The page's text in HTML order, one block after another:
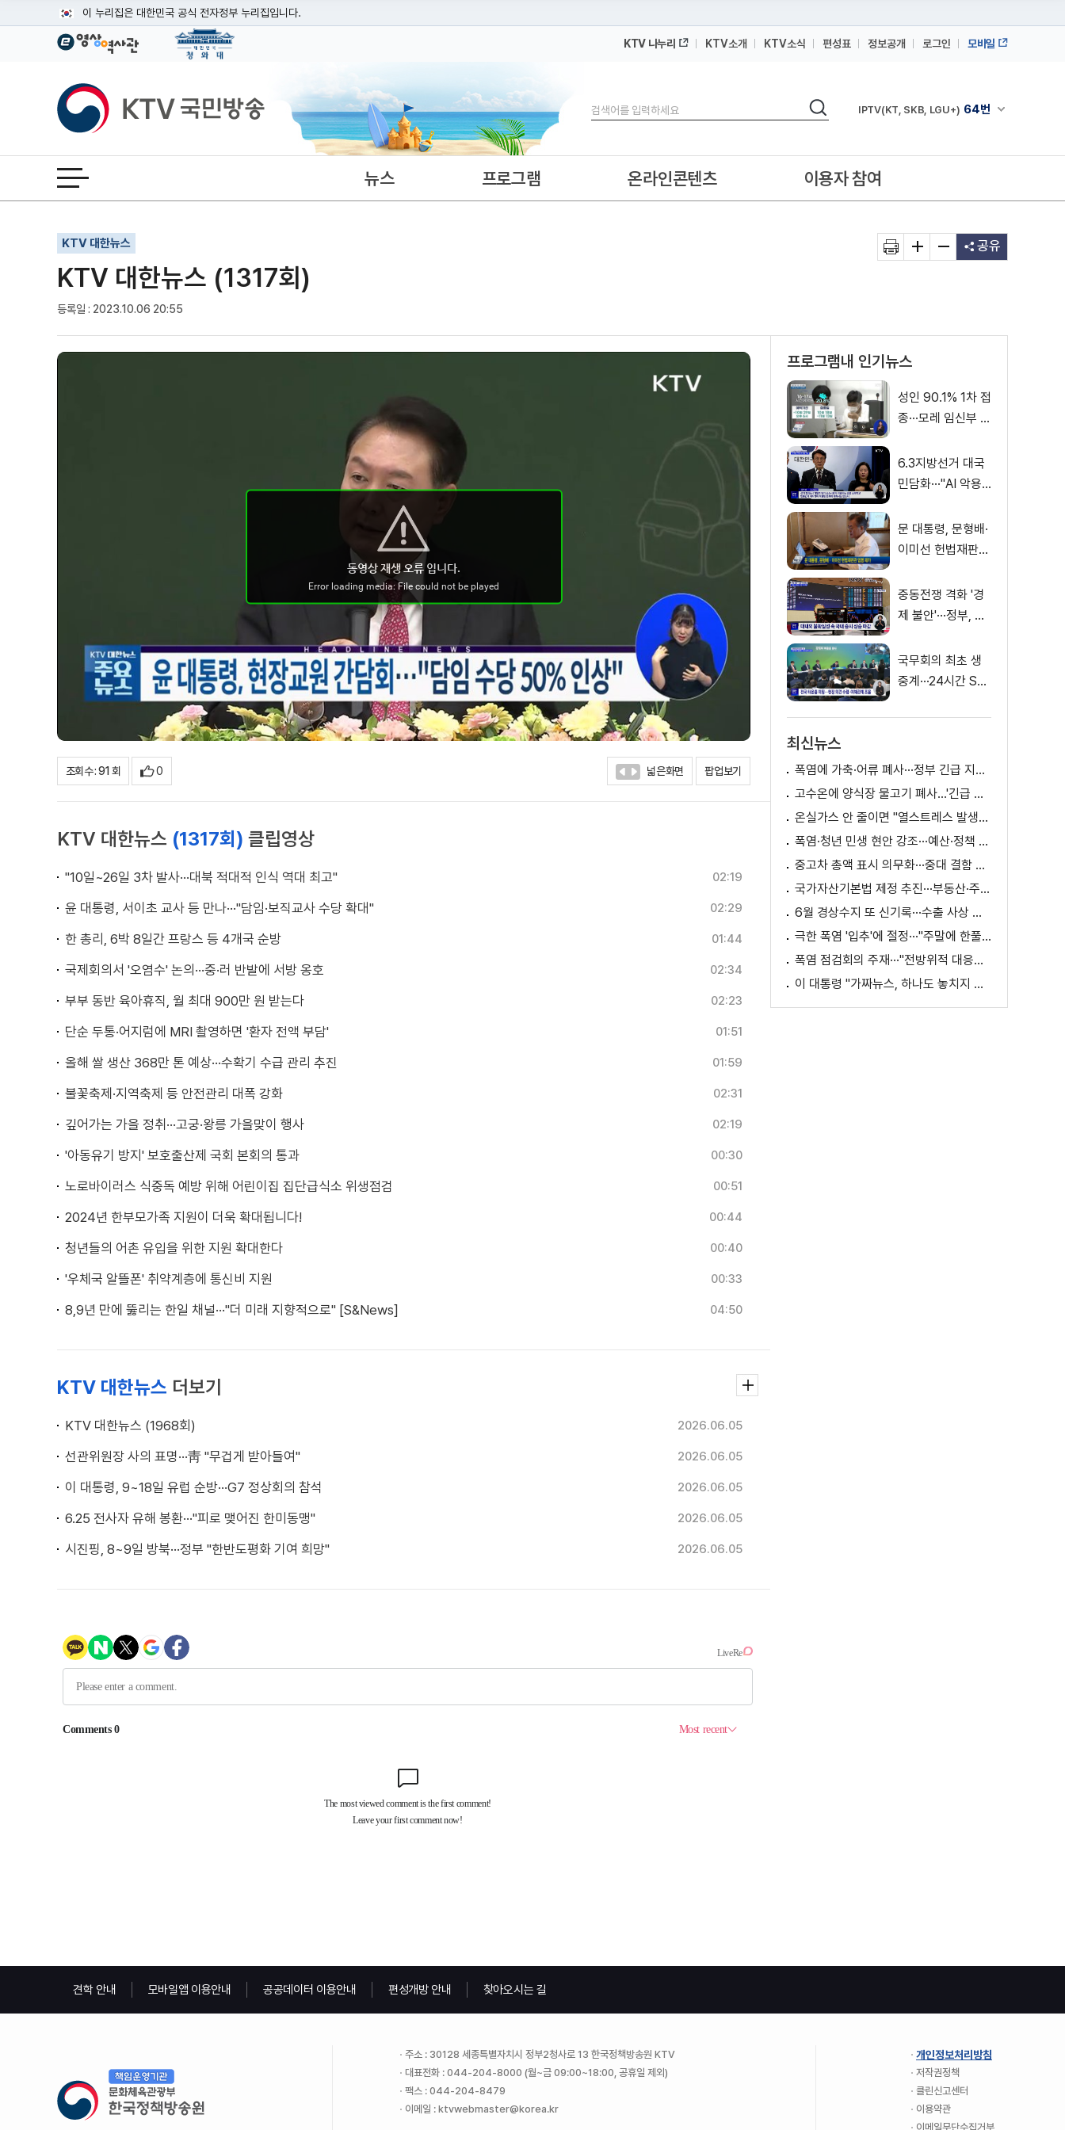
이 누리집은 대한민국 공식 전자정부 누리집입니다.
공식 누리집 주소 확인하기
이밖에 or.kr 또는 .kr등 다른 도메인 주소를 사용하고 있다면 아래 URL에서 도메인 주소를 확인해 보세요
운영중인 공식 누리집보기
KTV 나누리 KTV소개 KTV소식 편성표 정보공개 로그인 모바일
KTV국민방송
검색
검색 채널안내 펼쳐
IPTV(KT, SKB, LGU+) 64번
IPTV(KT, SKB, LGU+)
전체메뉴 열기 뉴스 프로그램 온라인콘텐츠 이용자 참여
KTV 대한뉴스
KTV 대한뉴스 (1317회)
등록일 : 2023.10.06 20:55
기사인쇄
글자확대
글자축소 공유
조회수 : 91 회 0 넓은화면 팝업보기
KTV 대한뉴스 (1317회) 클립영상
"10일~26일 3차 발사···대북 적대적 인식 역대 최고" 02:19
윤 대통령, 서이초 교사 등 만나···"담임·보직교사 수당 확대" 02:29
한 총리, 6박 8일간 프랑스 등 4개국 순방 01:44
국제회의서 '오염수' 논의···중·러 반발에 서방 옹호 02:34
부부 동반 육아휴직, 월 최대 900만 원 받는다 02:23
단순 두통·어지럼에 MRI 촬영하면 '환자 전액 부담' 01:51
올해 쌀 생산 368만 톤 예상···수확기 수급 관리 추진 01:59
불꽃축제·지역축제 등 안전관리 대폭 강화 02:31
깊어가는 가을 정취···고궁·왕릉 가을맞이 행사 02:19
'아동유기 방지' 보호출산제 국회 본회의 통과 00:30
노로바이러스 식중독 예방 위해 어린이집 집단급식소 위생점검 00:51
2024년 한부모가족 지원이 더욱 확대됩니다! 00:44
청년들의 어촌 유입을 위한 지원 확대한다 00:40
'우체국 알뜰폰' 취약계층에 통신비 지원 00:33
8,9년 만에 뚫리는 한일 채널···"더 미래 지향적으로" [S&News] 04:50
KTV 대한뉴스 더보기
KTV 대한뉴스 (1968회) 2026.06.05
선관위원장 사의 표명···靑 "무겁게 받아들여" 2026.06.05
이 대통령, 9~18일 유럽 순방···G7 정상회의 참석 2026.06.05
6.25 전사자 유해 봉환···"피로 맺어진 한미동맹" 2026.06.05
시진핑, 8~9일 방북···정부 "한반도평화 기여 희망" 2026.06.05
프로그램내 인기뉴스
성인 90.1% 1차 접
종···모레 임신부 사
6.3지방선거 대국
민담화···"AI 악용
문 대통령, 문형배·
이미선 헌법재판관
중동전쟁 격화 '경
제 불안'···정부, 금
소화
국무회의 최초 생
중계···24시간 SN
최신뉴스
폭염에 가축·어류 폐사···정부 긴급 지원책 마련
고수온에 양식장 물고기 폐사...'긴급 방류' 지원
온실가스 안 줄이면 "열스트레스 발생일 29배 증가"
폭염·청년 민생 현안 강조···예산·정책 방향 제시
중고차 총액 표시 의무화···중대 결함 시 '계약 해제'
국가자산기본법 제정 추진···부동산·주식 등 통합 관리
6월 경상수지 또 신기록···수출 사상 첫 1천억 달러
극한 폭염 '입추'에 절정···"주말에 한풀 꺾인다"
폭염 점검회의 주재···"전방위적 대응체계 가동"
이 대통령 "가짜뉴스, 하나도 놓치지 말고 바로잡아야"
견학 안내 모바일앱 이용안내 공공데이터 이용안내 편성개방 안내 찾아오시는 길
주소 : 30128 세종특별자치시 정부2청사로 13 한국정책방송원 KTV
대표전화 : 044-204-8000 (월~금 09:00~18:00, 공휴일 제외)
팩스 : 044-204-8479
이메일 : ktvwebmaster@korea.kr
개인정보처리방침
저작권정책
클린신고센터
이용약관
이메일무단수집거부